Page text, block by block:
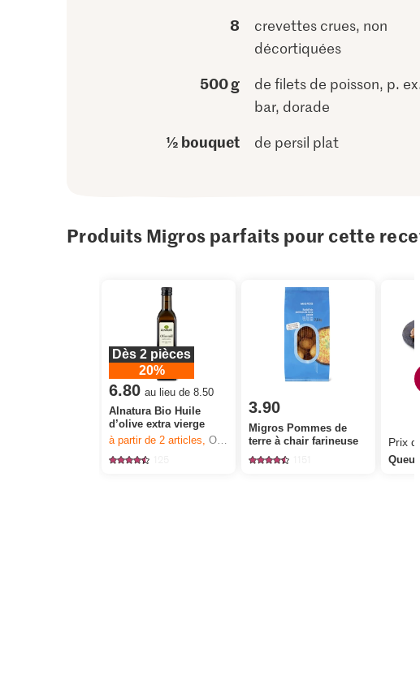
8
crevettes crues, non
décortiquées
500 g
de filets de poisson, p.
bar, dorade
½ bouquet de persil plat
Produits Migros parfaits pour cette
Dès 2 pièces
20%
6.80 au lieu de 8.50
Alnatura Bio Huile
d’olive extra vierge
à partir de 2articles,Offre valable du 6.8 au 12.8.2026, jusqu’à épuisement du stock.
3.90
Migros Pommes de
terre à chair farineuse
Prix